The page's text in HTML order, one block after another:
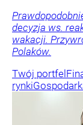
decyzja ws.
wakacji.
Polaków.
Twój portfel
rynki